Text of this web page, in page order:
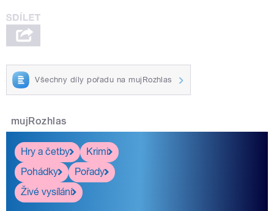
Všechny díly pořadu na mujRozhlas
mujRozhlas
Hry a četby
Krimi
Pohádky
Pořady
Živé vysílání